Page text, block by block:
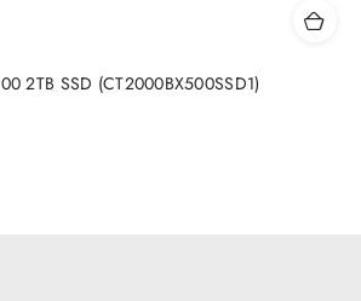
2TB SSD (CT2000BX500SSD1)